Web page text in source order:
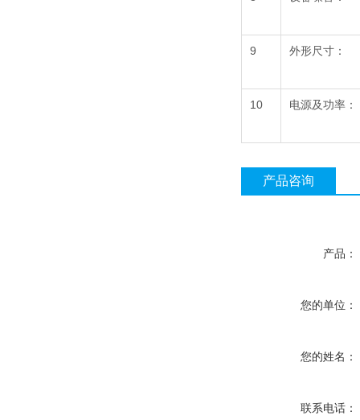
9 外形尺寸：
10 电源及功率：
产品咨询
产品：
您的单位：
您的姓名：
联系电话：